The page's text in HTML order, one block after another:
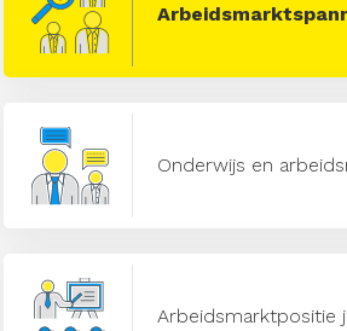
Onderwijs en
Arbeidsmarktpositie